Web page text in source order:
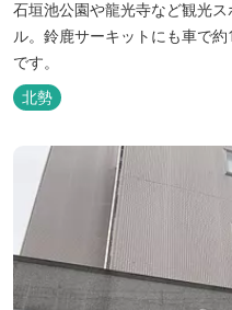
石垣池公園や龍光寺など観光
ル。鈴鹿サーキットにも車で
です。
北勢